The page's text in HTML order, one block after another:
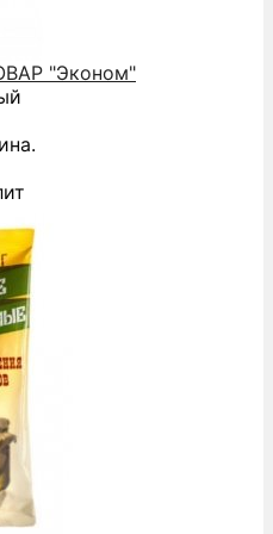
"Эконом"